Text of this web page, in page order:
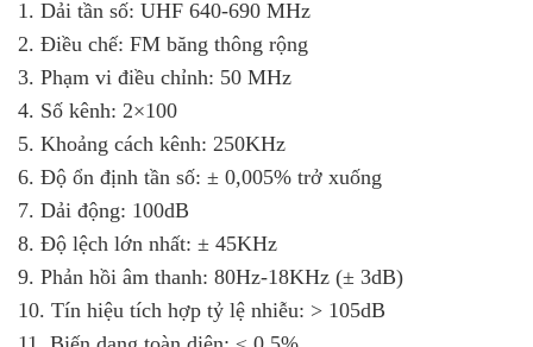
1. Dải tần số: UHF 640-690 MHz
2. Điều chế: FM băng thông rộng
3. Phạm vi điều chỉnh: 50 MHz
4. Số kênh: 2×100
5. Khoảng cách kênh: 250KHz
6. Độ ổn định tần số: ± 0,005% trở xuống
7. Dải động: 100dB
8. Độ lệch lớn nhất: ± 45KHz
9. Phản hồi âm thanh: 80Hz-18KHz (± 3dB)
10. Tín hiệu tích hợp tỷ lệ nhiễu: > 105dB